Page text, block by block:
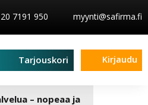
7191 950 myynti@safirma.fi
Tarjouskori Kirjaudu
– nopeaa ja